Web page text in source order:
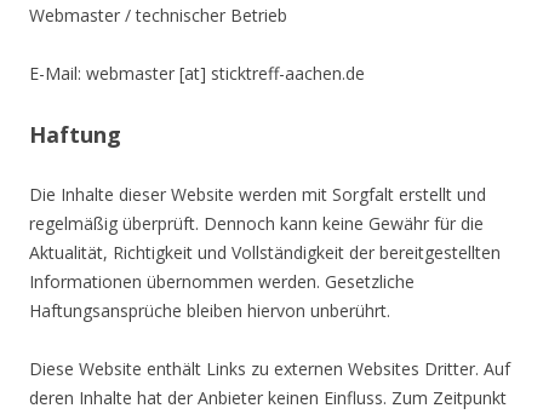
Webmaster / technischer Betrieb
E-Mail: webmaster [at] sticktreff-aachen.de
Haftung
Die Inhalte dieser Website werden mit Sorgfalt erstellt und
regelmäßig überprüft. Dennoch kann keine Gewähr für die
Aktualität, Richtigkeit und Vollständigkeit der bereitgestellten
Informationen übernommen werden. Gesetzliche
Haftungsansprüche bleiben hiervon unberührt.
Diese Website enthält Links zu externen Websites Dritter. Auf
deren Inhalte hat der Anbieter keinen Einfluss. Zum Zeitpunkt